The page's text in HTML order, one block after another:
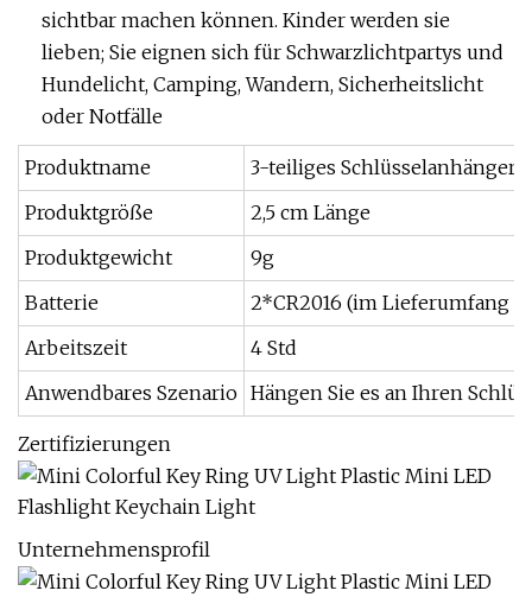
sichtbar machen können. Kinder werden sie
lieben; Sie eignen sich für Schwarzlichtpartys und
Hundelicht, Camping, Wandern, Sicherheitslicht
oder Notfälle
Produktname
3-teiliges Schlüsselanhänger-
Produktgröße
2,5 cm Länge
Produktgewicht
9g
Batterie
2*CR2016 (im Lieferumfang
Arbeitszeit
4 Std
Anwendbares Szenario Hängen Sie es an Ihren
Zertifizierungen
Unternehmensprofil